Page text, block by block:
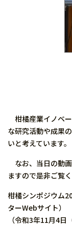
柑橘産業イノベ
な研究活動や成果
いと考えています。
なお、当日の動
ますので是非ご覧く
柑橘シンポジウム
ターWebサイト）
（令和3年11月4日